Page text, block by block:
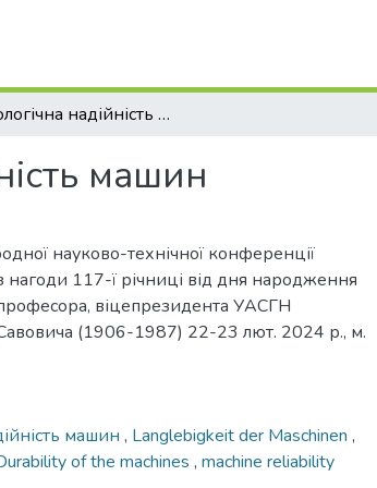
Трибологічна надійність і довговічність машин
машин
науково-технічної конференції
нагоди 117-ї річниці від дня народження
віцепрезидента УАСГН
(1906-1987) 22-23 лют. 2024 р., м.
машин , Langlebigkeit der Maschinen ,
of the machines , machine reliability